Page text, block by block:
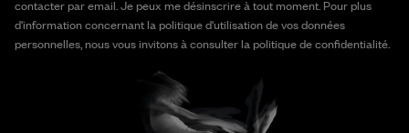
contacter par email. Je peux me désinscrire à tout moment. Pour plus
d'information concernant la politique d'utilisation de vos données
personnelles, nous vous invitons à consulter la politique de confidentialité.